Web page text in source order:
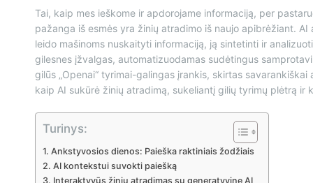
Tai, kaip mes ieškome ir apdorojame informaciją, per
pažanga iš esmės yra žinių atradimo iš naujo apibrėžiant.
leido mašinoms nuskaityti informaciją, ją sintetinti ir
gilesnes įžvalgas, automatizuodamas sudėtingus
gilūs „Openai“ tyrimai-galingas įrankis, skirtas
kaip AI sukūrė žinių atradimą, sukeliantį gilių tyrimų plėtrą ir
Turinys:
Ankstyvosios dienos: Paieška raktiniais žodžiais
AI kontekstui suvokti paiešką
Interaktyvūs žinių atradimas su generatyvine AI